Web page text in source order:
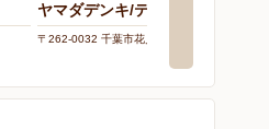
ヤマダデンキ/テックランド幕張店
〒262-0032 千葉市花見川区幕張町2-7701